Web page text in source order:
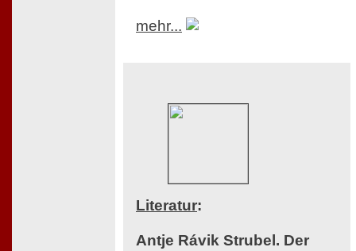
mehr...
Literatur:
Antje Rávik Strubel. Der